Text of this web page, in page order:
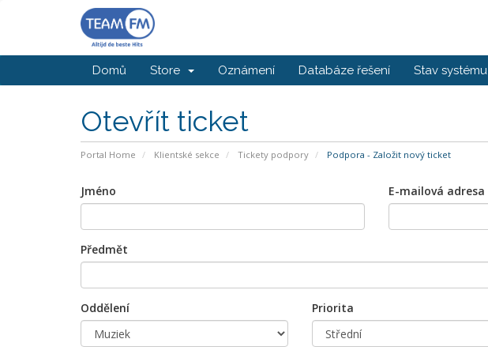
Domů Store Oznámení Databáze řešení Stav systému
Otevřít ticket
Portal Home Klientské sekce Tickety podpory Podpora - Založit nový ticket
Jméno E-mailová adresa
Předmět
Oddělení Priorita